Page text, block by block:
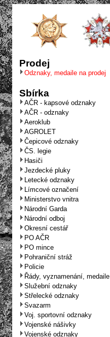
Prodej
Odznaky, medaile na prodej
Sbírka
AČR - kapsové odznaky
AČR - odznaky
Aeroklub
AGROLET
Čepicové odznaky
ČS. legie
Hasiči
Jezdecké pluky
Letecké odznaky
Límcové označení
Ministerstvo vnitra
Národní Garda
Národní odboj
Okresní cestář
PO AČR
PO mince
Pohraniční stráž
Policie
Řády, vyznamenání, medaile
Služební odznaky
Střelecké odznaky
Svazarm
Voj. sportovní odznaky
Vojenské nášivky
Vojenské odznaky